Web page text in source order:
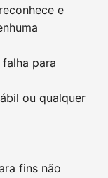
e
para
ou qualquer
fins não